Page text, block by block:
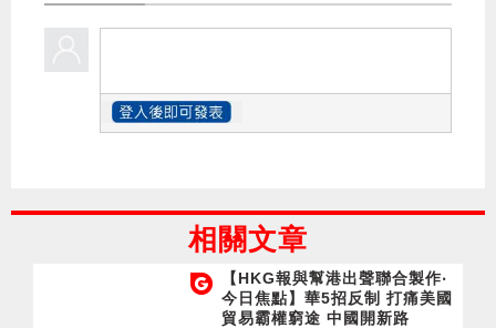
相關文章
【HKG報與幫港出聲聯合製作‧
今日焦點】華5招反制 打痛美國
貿易霸權窮途 中國開新路